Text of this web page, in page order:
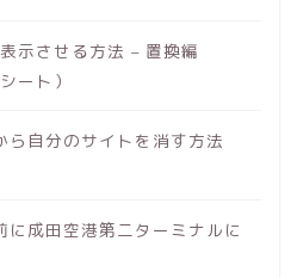
示させる方法 – 置換編
ート）
ら自分のサイトを消す方法
成田空港第二ターミナルに